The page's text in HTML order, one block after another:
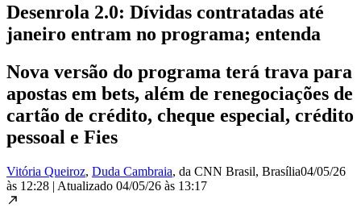
Desenrola 2.0: Dívidas contratadas até
janeiro entram no programa; entenda
Nova versão do programa terá trava para
apostas em bets, além de renegociações de
cartão de crédito, cheque especial, crédito
pessoal e Fies
Vitória Queiroz, Duda Cambraia, da CNN Brasil, Brasília04/05/26
às 12:28 | Atualizado 04/05/26 às 13:17